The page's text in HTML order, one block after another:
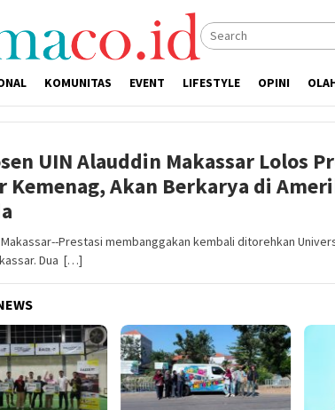
KOMUNITAS EVENT LIFESTYLE OPINI
UIN Alauddin Makassar Lolos
Kemenag, Akan Berkarya di
Prestasi membanggakan kembali ditorehkan
Dua […]